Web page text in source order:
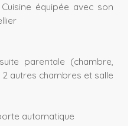
équipée avec son
parentale (chambre,
autres chambres et salle
automatique